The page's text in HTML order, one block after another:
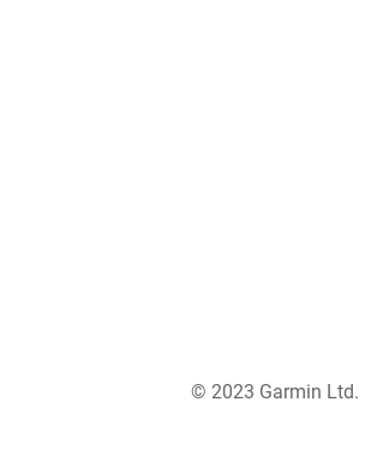
© 2023 Garmin Ltd.